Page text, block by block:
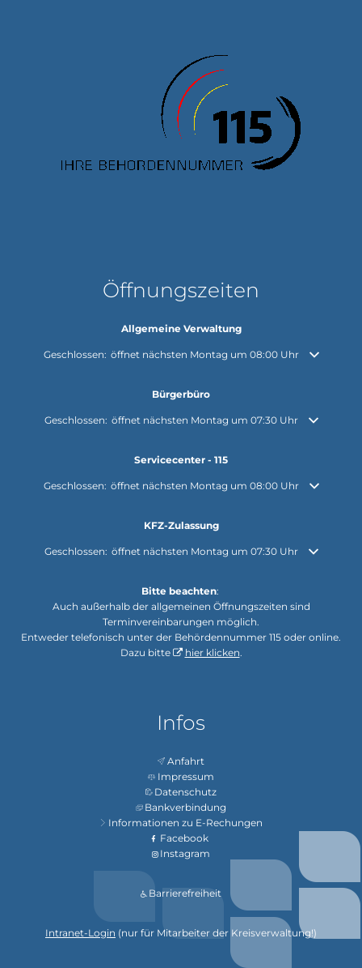
Öffnungszeiten
Allgemeine Verwaltung
Klicken, um weitere Öffnungs- oder Schließzeiten auszublenden
Geschlossen: öffnet nächsten Montag um 08:00 Uhr
Bürgerbüro
Klicken, um weitere Öffnungs- oder Schließzeiten auszublenden
Geschlossen: öffnet nächsten Montag um 07:30 Uhr
Servicecenter - 115
Klicken, um weitere Öffnungs- oder Schließzeiten auszublenden
Geschlossen: öffnet nächsten Montag um 08:00 Uhr
KFZ-Zulassung
Klicken, um weitere Öffnungs- oder Schließzeiten auszublenden
Geschlossen: öffnet nächsten Montag um 07:30 Uhr
Bitte beachten:
Auch außerhalb der allgemeinen Öffnungszeiten sind
Terminvereinbarungen möglich.
Entweder telefonisch unter der Behördennummer 115 oder online.
Dazu bitte
hier klicken.
Infos
Anfahrt
Impressum
Datenschutz
Bankverbindung
Informationen zu E-Rechungen
Facebook
Instagram
Barrierefreiheit
Intranet-Login (nur für Mitarbeiter der Kreisverwaltung!)